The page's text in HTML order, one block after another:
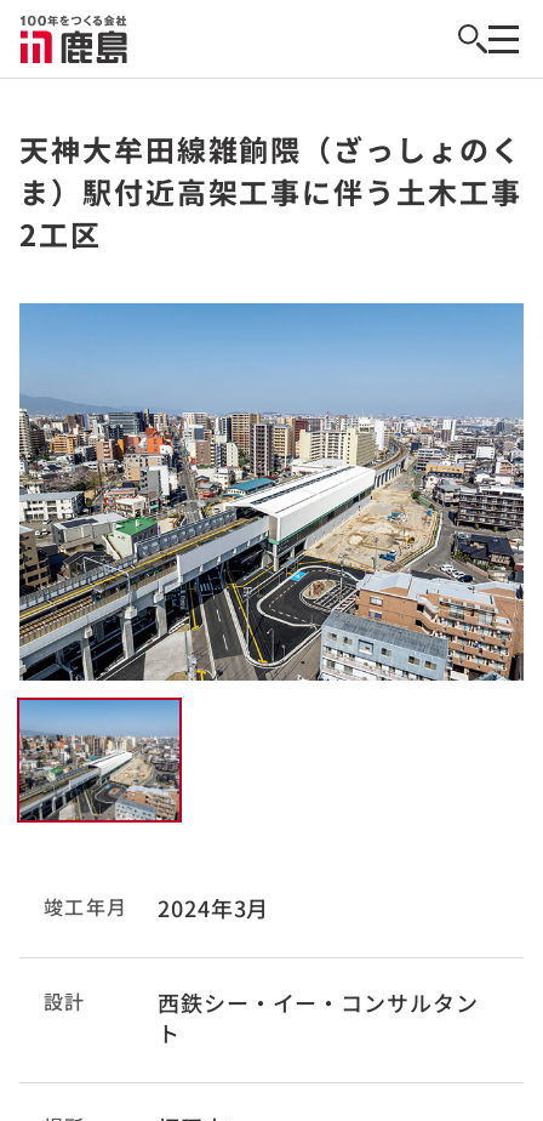
天神大牟田線雑餉隈（ざっしょのく
ま）駅付近高架工事に伴う土木工事
2工区
竣工年月 2024年3月
設計
西鉄シー・イー・コンサルタン
ト